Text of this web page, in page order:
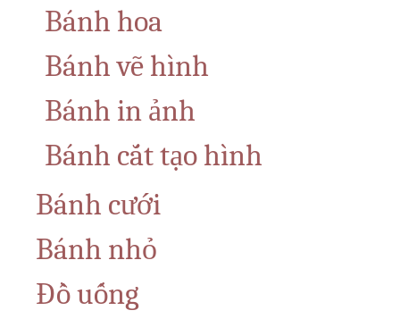
Bánh hoa
Bánh vẽ hình
Bánh in ảnh
Bánh cắt tạo hình
Bánh cưới
Bánh nhỏ
Đồ uống